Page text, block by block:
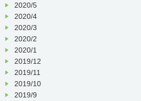
2020/5
2020/4
2020/3
2020/2
2020/1
2019/12
2019/11
2019/10
2019/9